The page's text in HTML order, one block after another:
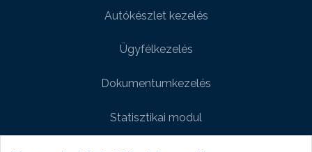
Autókészlet kezelés
Ügyfélkezelés
Dokumentumkezelés
Statisztikai modul